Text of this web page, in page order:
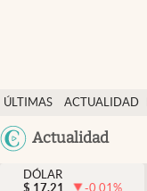
ÚLTIMAS
NOTICIAS
ACTUALIDAD
Actualidad
Actualidad
Finanzas y economía
Dólar y mercados
DÓLAR
$ 17,21 -0.01%